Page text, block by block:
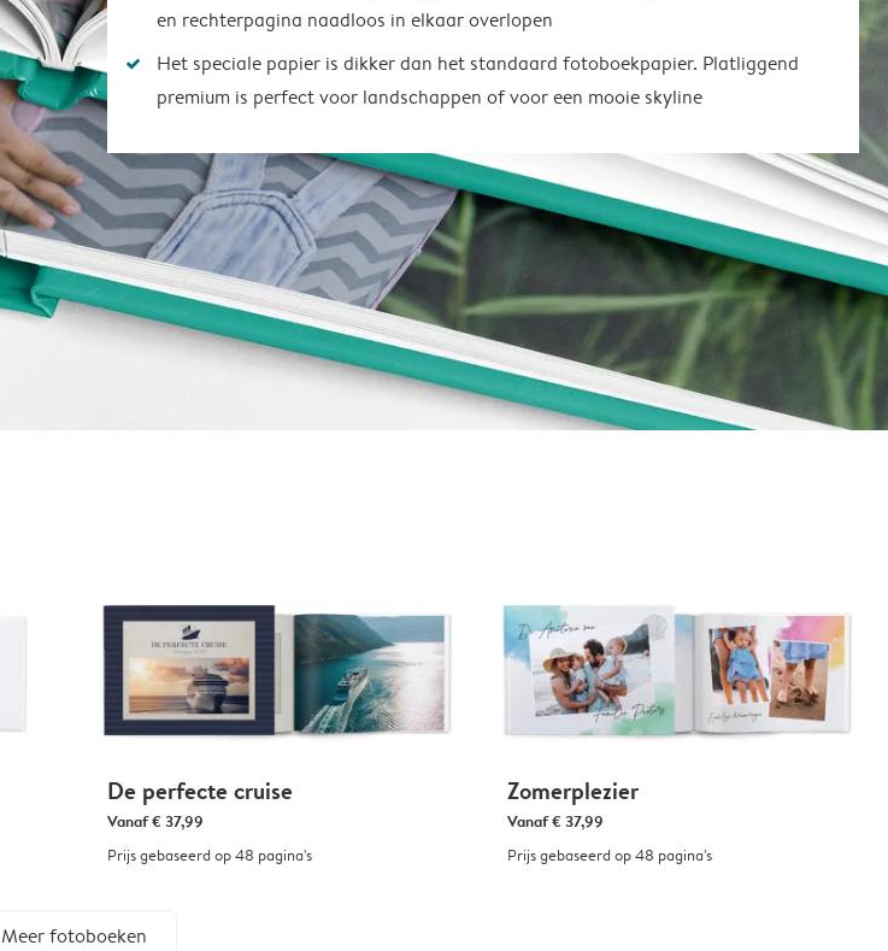
en rechterpagina naadloos in elkaar overlopen
Het speciale papier is dikker dan het standaard fotoboekpapier. Platliggend
premium is perfect voor landschappen of voor een mooie skyline
De perfecte cruise
Vanaf€ 37,99
Prijs gebaseerd op 48 pagina's
Zomerplezier
Vanaf€ 37,99
Prijs gebaseerd op 48 pagina's
Meer fotoboeken